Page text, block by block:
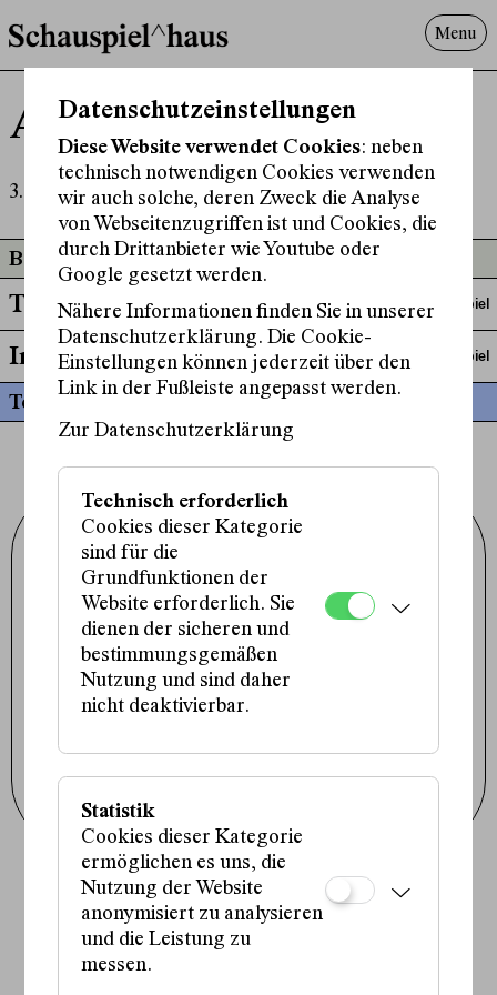
Menu
Über uns
Suche
Amrito Geiser
3. Jahrgang Schauspiel der MUK
Beteiligt an
Text in Arbeit: Tag 2 Schauspiel
Im Glashäusl Schauspiel
Termine
Schauspielhaus Wien GmbH
Porzellangasse 19
1090 Wien
+43 1 317 01 01
office@schauspielhaus.at
Impressum / Datenschutz
Presse / Downloads
Cookie-Einstellungen
Instagram
Fördergeber:innen:
Datenschutzeinstellungen
Diese Website verwendet Cookies: neben
technisch notwendigen Cookies verwenden
wir auch solche, deren Zweck die Analyse
von Webseitenzugriffen ist und Cookies, die
durch Drittanbieter wie Youtube oder
Google gesetzt werden.
Nähere Informationen finden Sie in unserer
Datenschutzerklärung. Die Cookie-
Einstellungen können jederzeit über den
Link in der Fußleiste angepasst werden.
Zur Datenschutzerklärung
Technisch erforderlich
Cookies dieser Kategorie
sind für die
Grundfunktionen der
Website erforderlich. Sie
dienen der sicheren und
bestimmungsgemäßen
Nutzung und sind daher
nicht deaktivierbar.
Statistik
Cookies dieser Kategorie
ermöglichen es uns, die
Nutzung der Website
anonymisiert zu analysieren
und die Leistung zu
messen.